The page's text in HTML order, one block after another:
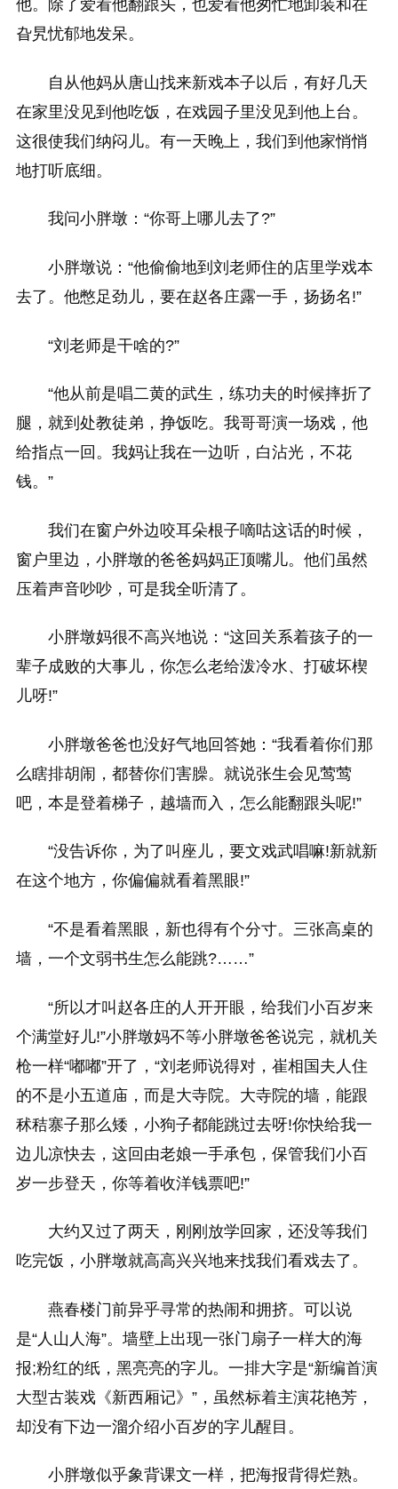
他。除了爱看他翻跟头，也爱看他匆忙地卸装和在
旮旯忧郁地发呆。
自从他妈从唐山找来新戏本子以后，有好几天
在家里没见到他吃饭，在戏园子里没见到他上台。
这很使我们纳闷儿。有一天晚上，我们到他家悄悄
地打听底细。
我问小胖墩：“你哥上哪儿去了?”
小胖墩说：“他偷偷地到刘老师住的店里学戏本
去了。他憋足劲儿，要在赵各庄露一手，扬扬名!”
“刘老师是干啥的?”
“他从前是唱二黄的武生，练功夫的时候摔折了
腿，就到处教徒弟，挣饭吃。我哥哥演一场戏，他
给指点一回。我妈让我在一边听，白沾光，不花
钱。”
我们在窗户外边咬耳朵根子嘀咕这话的时候，
窗户里边，小胖墩的爸爸妈妈正顶嘴儿。他们虽然
压着声音吵吵，可是我全听清了。
小胖墩妈很不高兴地说：“这回关系着孩子的一
辈子成败的大事儿，你怎么老给泼冷水、打破坏楔
儿呀!”
小胖墩爸爸也没好气地回答她：“我看着你们那
么瞎排胡闹，都替你们害臊。就说张生会见莺莺
吧，本是登着梯子，越墙而入，怎么能翻跟头呢!”
“没告诉你，为了叫座儿，要文戏武唱嘛!新就新
在这个地方，你偏偏就看着黑眼!”
“不是看着黑眼，新也得有个分寸。三张高桌的
墙，一个文弱书生怎么能跳?……”
“所以才叫赵各庄的人开开眼，给我们小百岁来
个满堂好儿!”小胖墩妈不等小胖墩爸爸说完，就机关
枪一样“嘟嘟”开了，“刘老师说得对，崔相国夫人住
的不是小五道庙，而是大寺院。大寺院的墙，能跟
秫秸寨子那么矮，小狗子都能跳过去呀!你快给我一
边儿凉快去，这回由老娘一手承包，保管我们小百
岁一步登天，你等着收洋钱票吧!”
大约又过了两天，刚刚放学回家，还没等我们
吃完饭，小胖墩就高高兴兴地来找我们看戏去了。
燕春楼门前异乎寻常的热闹和拥挤。可以说
是“人山人海”。墙壁上出现一张门扇子一样大的海
报;粉红的纸，黑亮亮的字儿。一排大字是“新编首演
大型古装戏《新西厢记》”，虽然标着主演花艳芳，
却没有下边一溜介绍小百岁的字儿醒目。
小胖墩似乎象背课文一样，把海报背得烂熟。